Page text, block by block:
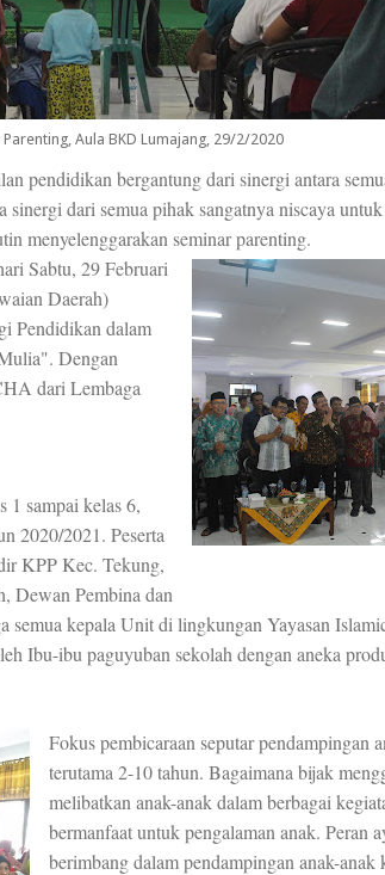
Parenting, Aula BKD Lumajang, 29/2/2020
pendidikan bergantung dari sinergi antara
dari semua pihak sangatnya niscaya
menyelenggarakan seminar parenting.
Sabtu, 29 Februari
Daerah)
Pendidikan dalam
Dengan
dari Lembaga
sampai kelas 6,
2020/2021. Peserta
KPP Kec. Tekung,
Dewan Pembina dan
semua kepala Unit di lingkungan Yayasan
Ibu-ibu paguyuban sekolah dengan aneka
Fokus pembicaraan seputar pendampingan
terutama 2-10 tahun. Bagaimana bijak
melibatkan anak-anak dalam berbagai
bermanfaat untuk pengalaman anak. Peran
berimbang dalam pendampingan anak-anak